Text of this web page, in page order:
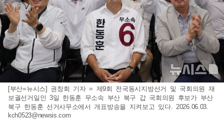
[부산=뉴시스] 권창회 기자 = 제9회 전국동시지방선거 및 국회의원 재
보궐선거일인 3일 한동훈 무소속 부산 북구 갑 국회의원 후보가 부산
북구 한동훈 선거사무소에서 개표방송을 지켜보고 있다. 2026.06.03.
kch0523@newsis.com